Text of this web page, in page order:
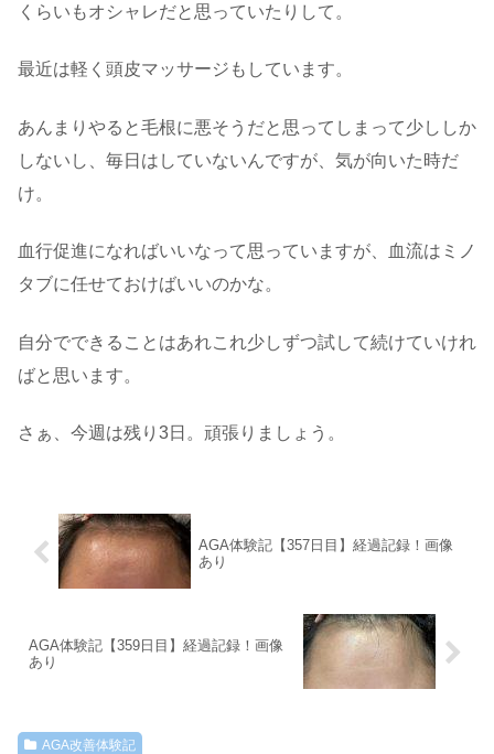
くらいもオシャレだと思っていたりして。
最近は軽く頭皮マッサージもしています。
あんまりやると毛根に悪そうだと思ってしまって少ししか
しないし、毎日はしていないんですが、気が向いた時だ
け。
血行促進になればいいなって思っていますが、血流はミノ
タブに任せておけばいいのかな。
自分でできることはあれこれ少しずつ試して続けていけれ
ばと思います。
さぁ、今週は残り3日。頑張りましょう。
AGA体験記【357日目】経過記録！画像
あり
AGA体験記【359日目】経過記録！画像
あり
AGA改善体験記